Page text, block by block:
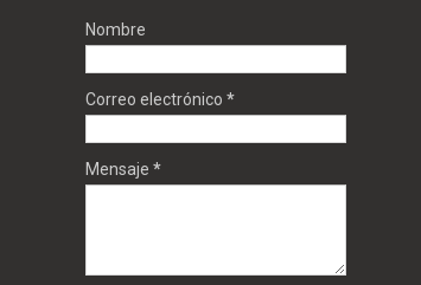
Nombre
Correo electrónico *
Mensaje *